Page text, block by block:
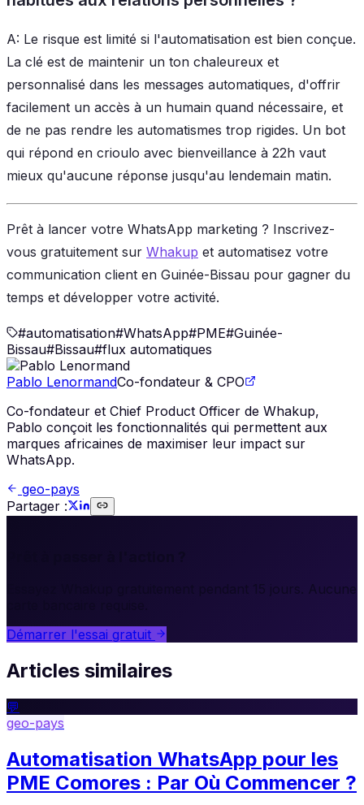
A: Le risque est limité si l'automatisation est bien conçue.
La clé est de maintenir un ton chaleureux et
personnalisé dans les messages automatiques, d'offrir
facilement un accès à un humain quand nécessaire, et
de ne pas rendre les automatismes trop rigides. Un bot
qui répond en crioulo avec bienveillance à 22h vaut
mieux qu'aucune réponse jusqu'au lendemain matin.
Prêt à lancer votre WhatsApp marketing ? Inscrivez-
vous gratuitement sur Whakup et automatisez votre
communication client en Guinée-Bissau pour gagner du
temps et développer votre activité.
#automatisation#WhatsApp#PME#Guinée-
Bissau#Bissau#flux automatiques
Pablo LenormandCo-fondateur & CPO
Co-fondateur et Chief Product Officer de Whakup,
Pablo conçoit les fonctionnalités qui permettent aux
marques africaines de maximiser leur impact sur
WhatsApp.
geo-pays
Partager :
Essayez Whakup gratuitement pendant 15 jours. Aucune
Démarrer l'essai gratuit
Articles similaires
💬
geo-pays
Automatisation WhatsApp pour les
PME Comores : Par Où Commencer ?